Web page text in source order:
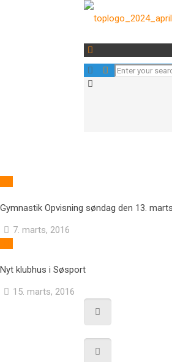
Gymnastik Opvisning søndag den 13.
7. marts, 2016
Nyt klubhus i Søsport
15. marts, 2016